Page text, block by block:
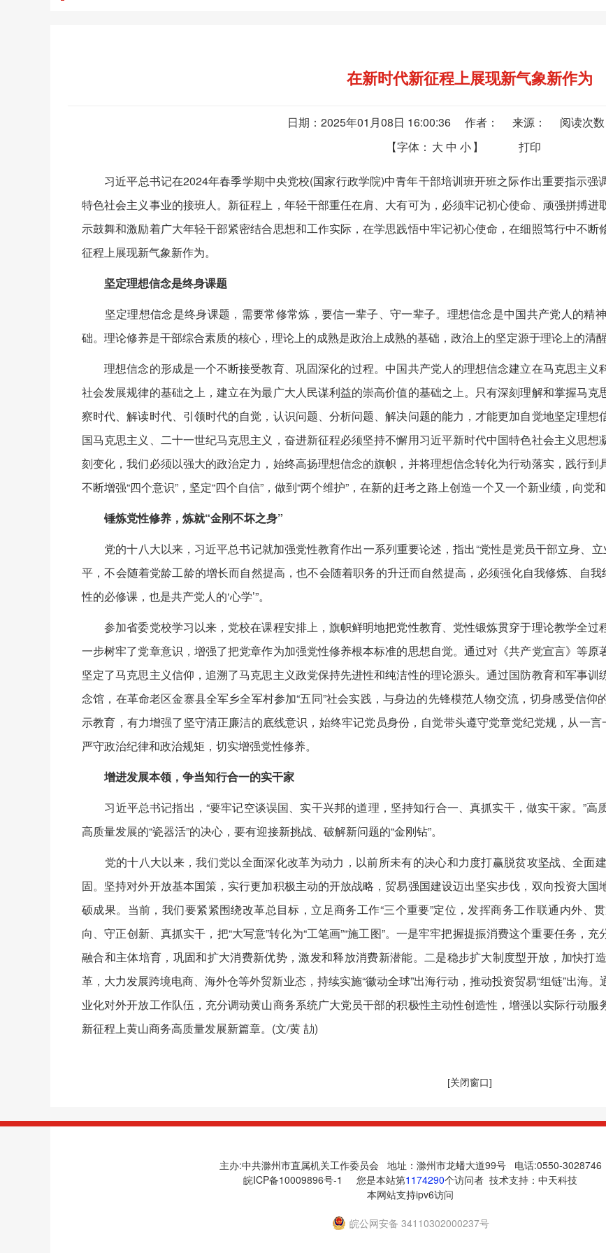
在新时代新征程上展现新气象新作为
日期：2025年01月08日 16:00:36 作者： 来源： 阅读次数
【字体： 大 中 小】 打印
习近平总书记在2024年春季学期中央党校(国家行政学院)中青年干部培训班开班之际作出重要指示强
特色社会主义事业的接班人。新征程上，年轻干部重任在肩、大有可为，必须牢记初心使命、顽强拼搏
示鼓舞和激励着广大年轻干部紧密结合思想和工作实际，在学思践悟中牢记初心使命，在细照笃行中不
征程上展现新气象新作为。
坚定理想信念是终身课题
坚定理想信念是终身课题，需要常修常炼，要信一辈子、守一辈子。理想信念是中国共产党人的精
础。理论修养是干部综合素质的核心，理论上的成熟是政治上成熟的基础，政治上的坚定源于理论上的清醒
理想信念的形成是一个不断接受教育、巩固深化的过程。中国共产党人的理想信念建立在马克思主义
社会发展规律的基础之上，建立在为最广大人民谋利益的崇高价值的基础之上。只有深刻理解和掌握马
察时代、解读时代、引领时代的自觉，认识问题、分析问题、解决问题的能力，才能更加自觉地坚定理
国马克思主义、二十一世纪马克思主义，奋进新征程必须坚持不懈用习近平新时代中国特色社会主义思
刻变化，我们必须以强大的政治定力，始终高扬理想信念的旗帜，并将理想信念转化为行动落实，践行到
不断增强“四个意识”，坚定“四个自信”，做到“两个维护”，在新的赶考之路上创造一个又一个新业绩，向党
锤炼党性修养，炼就“金刚不坏之身”
党的十八大以来，习近平总书记就加强党性教育作出一系列重要论述，指出“党性是党员干部立身、立
平，不会随着党龄工龄的增长而自然提高，也不会随着职务的升迁而自然提高，必须强化自我修炼、自
性的必修课，也是共产党人的‘心学’”。
参加省委党校学习以来，党校在课程安排上，旗帜鲜明地把党性教育、党性锻炼贯穿于理论教学全过
一步树牢了党章意识，增强了把党章作为加强党性修养根本标准的思想自觉。通过对《共产党宣言》等原
坚定了马克思主义信仰，追溯了马克思主义政党保持先进性和纯洁性的理论源头。通过国防教育和军事
念馆，在革命老区金寨县全军乡全军村参加“五同”社会实践，与身边的先锋模范人物交流，切身感受信
示教育，有力增强了坚守清正廉洁的底线意识，始终牢记党员身份，自觉带头遵守党章党纪党规，从一言
严守政治纪律和政治规矩，切实增强党性修养。
增进发展本领，争当知行合一的实干家
习近平总书记指出，“要牢记空谈误国、实干兴邦的道理，坚持知行合一、真抓实干，做实干家。”高
高质量发展的“瓷器活”的决心，要有迎接新挑战、破解新问题的“金刚钻”。
党的十八大以来，我们党以全面深化改革为动力，以前所未有的决心和力度打赢脱贫攻坚战、全面
固。坚持对外开放基本国策，实行更加积极主动的开放战略，贸易强国建设迈出坚实步伐，双向投资大
硕成果。当前，我们要紧紧围绕改革总目标，立足商务工作“三个重要”定位，发挥商务工作联通内外、
向、守正创新、真抓实干，把“大写意”转化为“工笔画”“施工图”。一是牢牢把握提振消费这个重要任务，
融合和主体培育，巩固和扩大消费新优势，激发和释放消费新潜能。二是稳步扩大制度型开放，加快打
革，大力发展跨境电商、海外仓等外贸新业态，持续实施“徽动全球”出海行动，推动投资贸易“组链”出海
业化对外开放工作队伍，充分调动黄山商务系统广大党员干部的积极性主动性创造性，增强以实际行动
新征程上黄山商务高质量发展新篇章。(文/黄 劼)
[关闭窗口]
主办:中共滁州市直属机关工作委员会 地址：滁州市龙蟠大道99号 电话:0550-3028746
皖ICP备10009896号-1
您是本站第1174290个访问者 技术支持： 中天科技
本网站支持ipv6访问
皖公网安备 34110302000237号